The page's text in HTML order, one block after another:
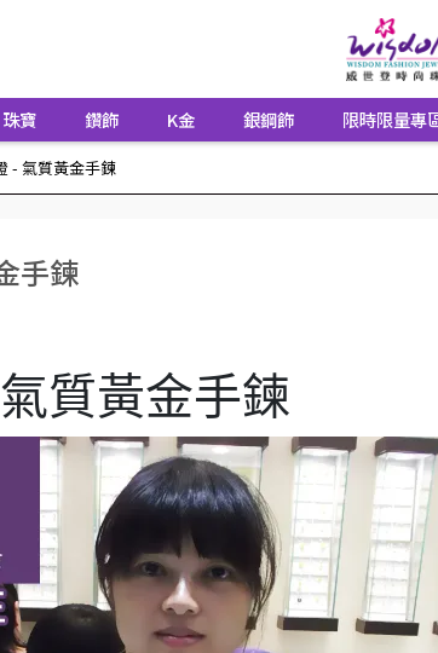
珠寶 鑽飾 K金 銀鋼飾 限時限量專
- 氣質黃金手鍊
手鍊
質黃金手鍊